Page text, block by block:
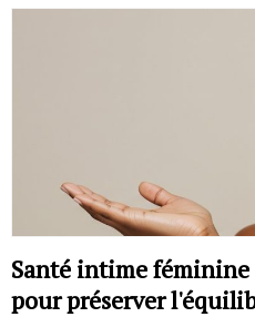
Santé intime féminine
pour préserver